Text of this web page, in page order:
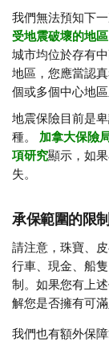
我們無法預知下
受地震破壞的地區
城市均位於存有
地區，您應當認
個或多個中心地區
地震保險目前是
種。
加拿大保險
項研究顯示，如
失。
承保範圍的限
請注意，珠寶、
行車、現金、船
制。如果您有上
解您是否擁有可
我們也有額外保